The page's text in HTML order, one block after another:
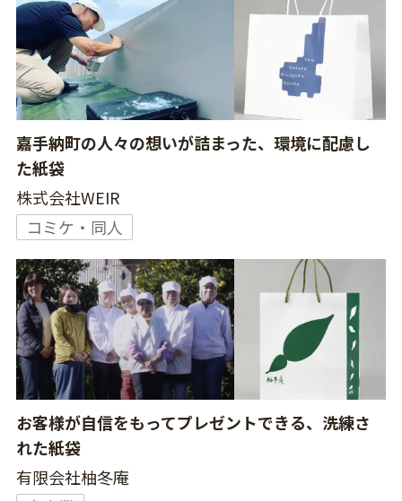
嘉手納町の人々の想いが詰まった、環境に配慮し
た紙袋
株式会社WEIR
コミケ・同人
お客様が自信をもってプレゼントできる、洗練さ
れた紙袋
有限会社柚冬庵